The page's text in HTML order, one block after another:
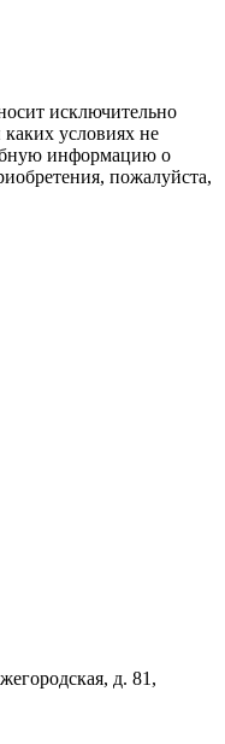
исключительно
условиях не
информацию о
пожалуйста,
д. 81,